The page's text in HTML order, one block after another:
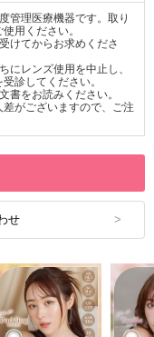
管理医療機器です。取り
用ください。
けてからお求めくださ
にレンズ使用を中止し、
診してください。
書をお読みください。
がございますので、ご注
せ